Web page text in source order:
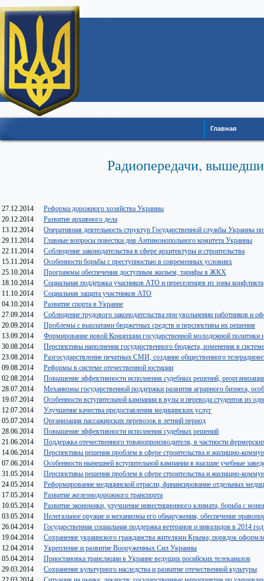
Главная
Радиопередачи,
27.12.2014
Реформа дорожного хозяйства Украины
20.12.2014
Развитие архивного дела
13.12.2014
Оперативная деятельность структур Государственной службы Украины
29.11.2014
Главные вопросы повестки дня Антимонопольного комитета Украины
22.11.2014
Соблюдение законодательства в сфере архитектуры и строительства
15.11.2014
Особенности борьбы с преступностью в современных условиях
25.10.2014
Программы обеспечения доступным жильем, тарифы в ЖКХ
18.10.2014
Социальная поддержка учасников АТО и переселенцев из зоны конфликта
11.10.2014
Социальная защита участников АТО
04.10.2014
Развитие спорта в Украине
27.09.2014
Соблюдение трудового законодательства при увольнении работников и
20.09.2014
Проблемы с выплатами бюджетных средств и перспективы их решения
13.09.2014
Формирование новой Концепции государственной молодежной политики
30.08.2014
Перспективы наполнения государственного бюджета, изменения в
23.08.2014
Разгосударствление печатных СМИ, создание общественного
09.08.2014
Реформы в системе отечественной юстиции
02.08.2014
Повышение эффективности исполнения судебных решений,
28.07.2014
Механизмы государственной поддержки развития аграрного бизнеса,
19.07.2014
Особенности вступительной кампании в вузы и перевода студентов из
12.07.2014
Улучшение качества предоставления медицинских услуг
05.07.2014
Организация пассажирских перевозок в летний период
28.06.2014
Повышение эффективности исполнения судебных решений
21.06.2014
Поддержка отечественного товаропроизводителя, в частности
14.06.2014
Перспективы решения проблем в сфере строительства и жилищно-
07.06.2014
Особенности нынешней вступительной кампании в высшие учебные
31.05.2014
Перспективы решения проблем в сфере строительства и жилищно-
24.05.2014
Реформирование медицинской отрасли, финансирование отдельных
17.05.2014
Развитие железнодорожного транспорта
10.05.2014
Развитие экономики, улучшение инвестиционного климата, борьба с
03.05.2014
Нелегальное оружие и механизмы его обнаружения, обеспечение
26.04.2014
Государственная социальная поддержка ветеранов и инвалидов в 2014
19.04.2014
Сохранение украинского гражданства жителями Крыма; порядок
12.04.2014
Укрепление и развитие Вооруженных Сил Украины
05.04.2014
Приостановка трансляции в Украине ведущих росийских телеканалов
29.03.2014
Сохранение культурного наследства и развитие отечественной культуры